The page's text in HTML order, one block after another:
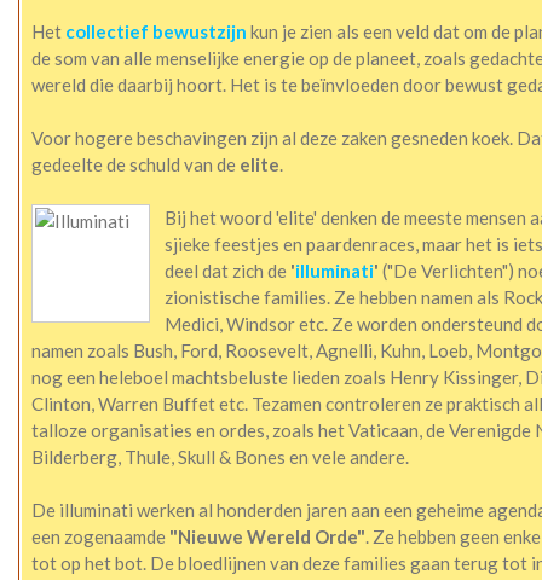
Het collectief bewustzijn kun je zien als een veld dat om de
de som van alle menselijke energie op de planeet, zoals
wereld die daarbij hoort. Het is te beïnvloeden door bewust
Voor hogere beschavingen zijn al deze zaken gesneden koek.
gedeelte de schuld van de elite.
Bij het woord 'elite' denken de meeste mensen
sjieke feestjes en paardenraces, maar het is
deel dat zich de 'illuminati' ("De Verlichten")
zionistische families. Ze hebben namen als
Medici, Windsor etc. Ze worden ondersteund
namen zoals Bush, Ford, Roosevelt, Agnelli, Kuhn, Loeb,
nog een heleboel machtsbeluste lieden zoals Henry Kissinger,
Clinton, Warren Buffet etc. Tezamen controleren ze praktisch
talloze organisaties en ordes, zoals het Vaticaan, de Verenigde
Bilderberg, Thule, Skull & Bones en vele andere.
De illuminati werken al honderden jaren aan een geheime
een zogenaamde "Nieuwe Wereld Orde". Ze hebben geen
tot op het bot. De bloedlijnen van deze families gaan terug tot